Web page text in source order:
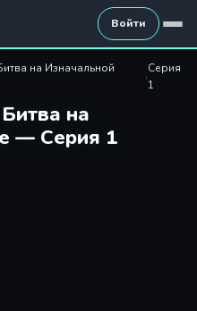
Битва
Войти
на Изначальной
›
Серия
1
на
— Серия 1